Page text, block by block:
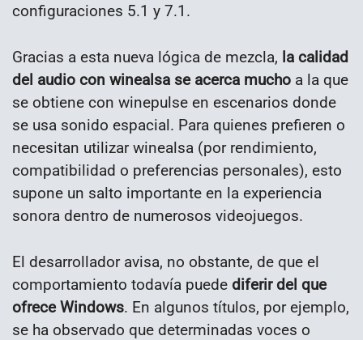
configuraciones 5.1 y 7.1.
Gracias a esta nueva lógica de mezcla, la calidad
del audio con winealsa se acerca mucho a la que
se obtiene con winepulse en escenarios donde
se usa sonido espacial. Para quienes prefieren o
necesitan utilizar winealsa (por rendimiento,
compatibilidad o preferencias personales), esto
supone un salto importante en la experiencia
sonora dentro de numerosos videojuegos.
El desarrollador avisa, no obstante, de que el
comportamiento todavía puede diferir del que
ofrece Windows. En algunos títulos, por ejemplo,
se ha observado que determinadas voces o